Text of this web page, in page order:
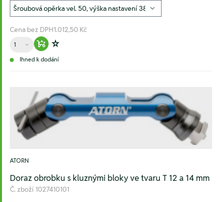
Cena bez DPH1.012,50 Kč
Množství
Warenkorb hinzufügen
Zur Wunschliste hinzufügen
Ihned k dodání
ATORN
Doraz obrobku s kluznými bloky ve tvaru T 12 a 14 mm
Č. zboží 1027410101